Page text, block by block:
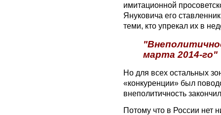
имитационной
Януковича его
теми, кто упрекал их в
марта 2014-го"
​Но для всех остальных
«конкуренции» был
внеполитичность
Потому что в России нет